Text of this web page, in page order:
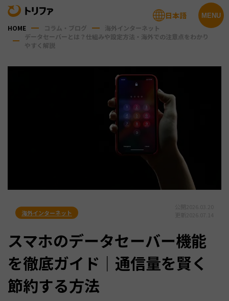
MENU
日本語
HOME コラム・ブログ
海外インターネット
データセーバーとは？仕組みや設定方法・海外での注意点をわかり
やすく解説
海外インターネット
スマホのデータセーバー機能
を徹底ガイド｜通信量を賢く
節約する方法